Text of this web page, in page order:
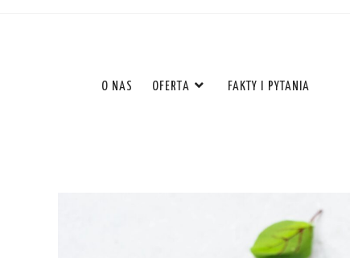
O NAS OFERTA FAKTY I PYTANIA